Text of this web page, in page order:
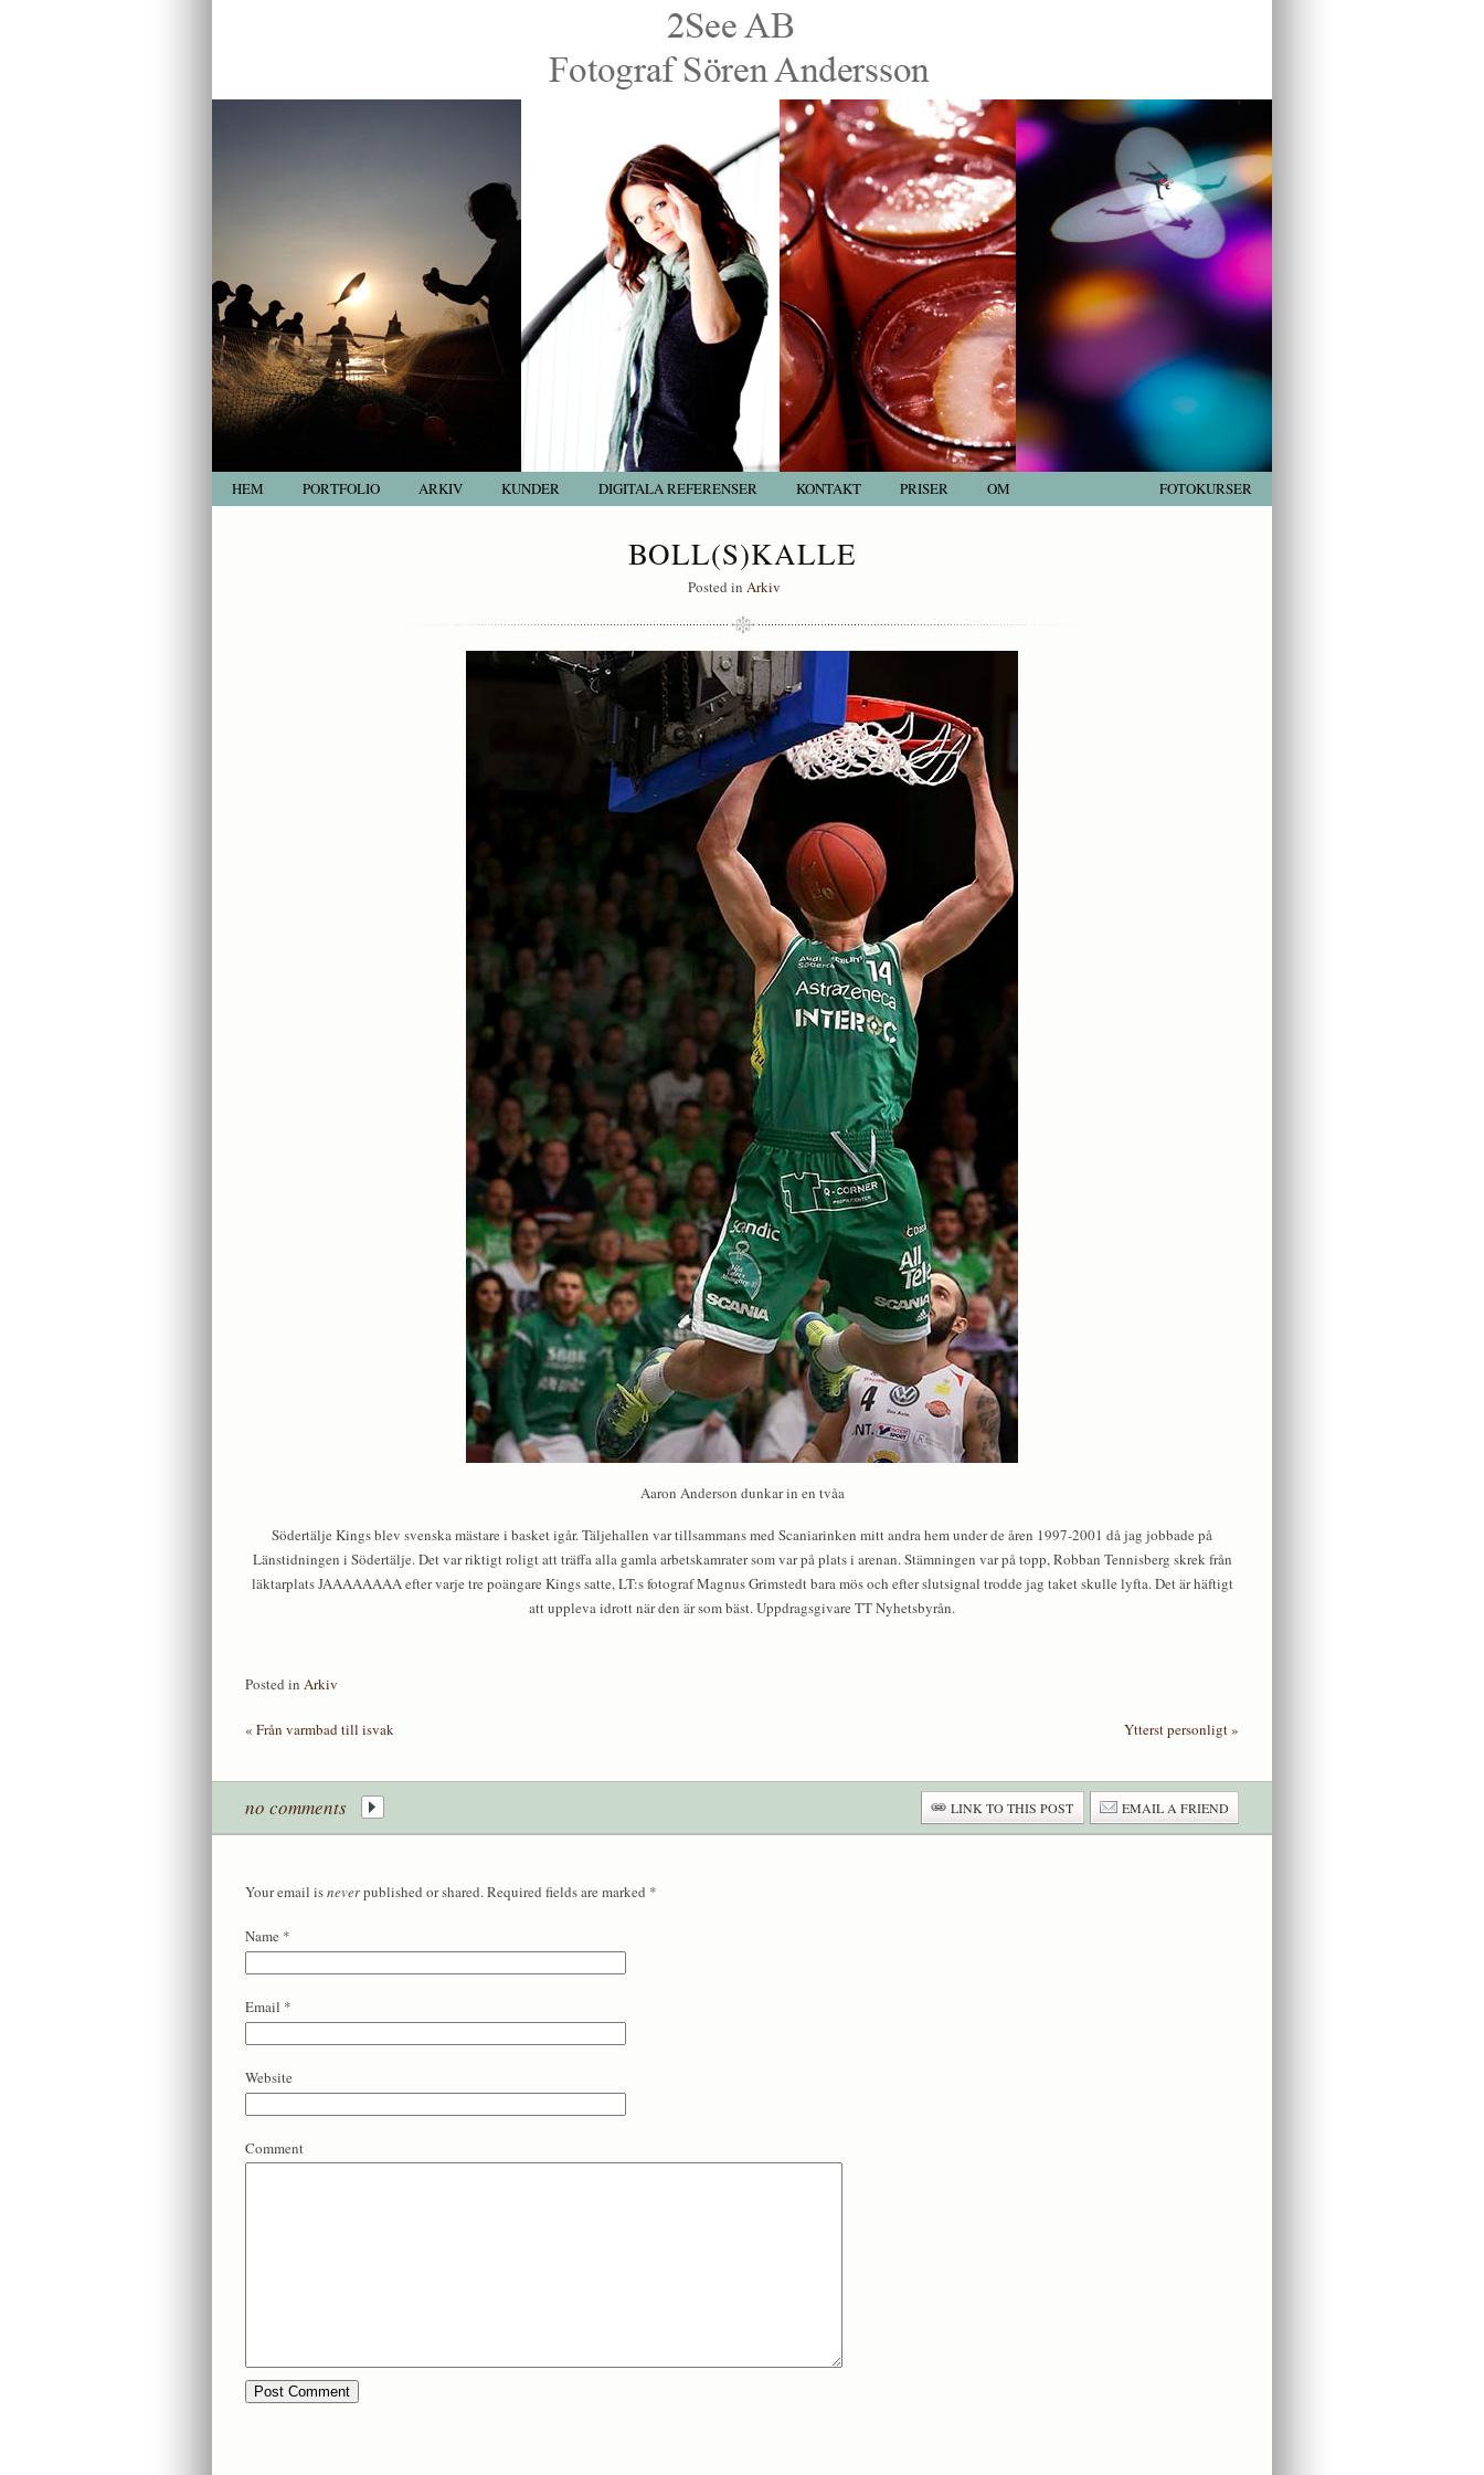
HEM PORTFOLIO ARKIV KUNDER DIGITALA REFERENSER KONTAKT PRISER OM FOTOKURSER
BOLL(S)KALLE
Posted in Arkiv
Aaron Anderson dunkar in en tvåa
Södertälje Kings blev svenska mästare i basket igår. Täljehallen var tillsammans med Scaniarinken mitt andra hem under de åren 1997-2001 då jag jobbade på
Länstidningen i Södertälje. Det var riktigt roligt att träffa alla gamla arbetskamrater som var på plats i arenan. Stämningen var på topp, Robban Tennisberg skrek från
läktarplats JAAAAAAAA efter varje tre poängare Kings satte, LT:s fotograf Magnus Grimstedt bara mös och efter slutsignal trodde jag taket skulle lyfta. Det är häftigt
att uppleva idrott när den är som bäst. Uppdragsgivare TT Nyhetsbyrån.
Posted in Arkiv
« Från varmbad till isvak Ytterst personligt»
no comments LINK TO THIS POST EMAIL A FRIEND
Your email isneverpublished or shared. Required fields are marked *
Name *
Email *
Website
Comment